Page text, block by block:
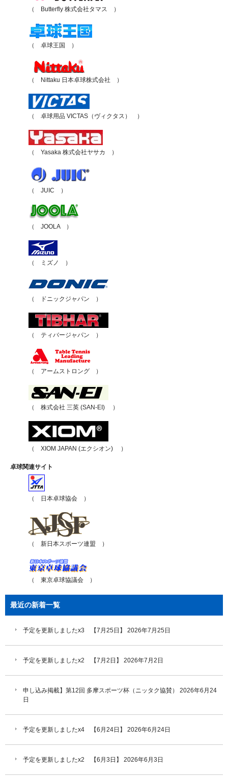
（ Butterfly 株式会社タマス ）
（ 卓球王国 ）
（ Nittaku 日本卓球株式会社 ）
（ 卓球用品 VICTAS（ヴィクタス） ）
（ Yasaka 株式会社ヤサカ ）
（ JUIC ）
（ JOOLA ）
（ ミズノ ）
（ ドニックジャパン ）
（ ティバージャパン ）
（ アームストロング ）
（ 株式会社 三英 (SAN-EI) ）
（ XIOM JAPAN (エクシオン) ）
卓球関連サイト
（ 日本卓球協会 ）
（ 新日本スポーツ連盟 ）
（ 東京卓球協議会 ）
最近の新着一覧
予定を更新しましたx3 【7月25日】 2026年7月25日
予定を更新しましたx2 【7月2日】 2026年7月2日
申し込み掲載】第12回 多摩スポーツ杯（ニッタク協賛）
2026年6月24
日
予定を更新しましたx4 【6月24日】 2026年6月24日
予定を更新しましたx2 【6月3日】 2026年6月3日